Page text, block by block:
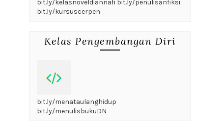
bit.ly/kelasnoveldiannafi bit.ly/penulisanfiksi
bit.ly/kursuscerpen
Kelas Pengembangan Diri
bit.ly/menataulanghidup
bit.ly/menulisbukuDN